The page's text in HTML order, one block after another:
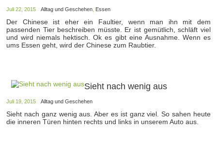
Juli 22, 2015 Alltag und Geschehen Essen
Der Chinese ist eher ein Faultier, wenn man ihn mit dem
passenden Tier beschreiben müsste. Er ist gemütlich, schläft viel
und wird niemals hektisch. Ok es gibt eine Ausnahme. Wenn es
ums Essen geht, wird der Chinese zum Raubtier.
Sieht nach wenig aus
Juli 19, 2015 Alltag und Geschehen
Sieht nach ganz wenig aus. Aber es ist ganz viel. So sahen heute
die inneren Türen hinten rechts und links in unserem Auto aus.